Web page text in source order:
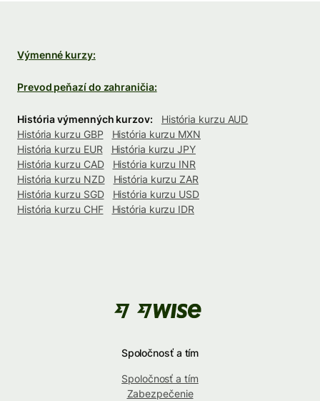
Výmenné kurzy:
Prevod peňazí do zahraničia:
História výmenných kurzov:
História kurzu AUD
História kurzu GBP
História kurzu MXN
História kurzu EUR
História kurzu JPY
História kurzu CAD
História kurzu INR
História kurzu NZD
História kurzu ZAR
História kurzu SGD
História kurzu USD
História kurzu CHF
História kurzu IDR
Spoločnosť a tím
Spoločnosť a tím
Zabezpečenie